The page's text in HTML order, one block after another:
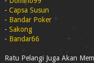
- Capsa Susun
- Bandar Poker
- Sakong
- Bandar66
Ratu Pelangi Juga Akan